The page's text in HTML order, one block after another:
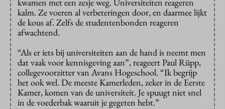
kwamen met een zesje weg. Universiteiten reageren
kalm. Ze voeren al verbeteringen door, en daarmee lijkt
de kous af. Zelfs de studentenbonden reageren
afwachtend.
“Als er iets bij universiteiten aan de hand is neemt men
dat vaak voor kennisgeving aan”, reageert Paul Rüpp,
collegevoorzitter van Avans Hogeschool. “Ik begrijp
het ook wel. De meeste Kamerleden, zeker in de Eerste
Kamer, komen van de universiteit. Je spuugt niet snel
in de voederbak waaruit je gegeten hebt.”